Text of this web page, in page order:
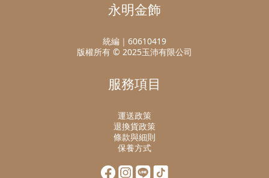
永明金飾
統編｜60610419
版權所有 © 2025玉沛有限公司
服務項目
運送政策
退換貨政策
條款與細則
保養方式